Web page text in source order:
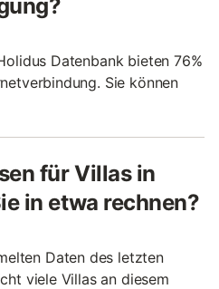
Datenbank bieten 76%
Sie können
für Villas in
in etwa rechnen?
Daten des letzten
viele Villas an diesem